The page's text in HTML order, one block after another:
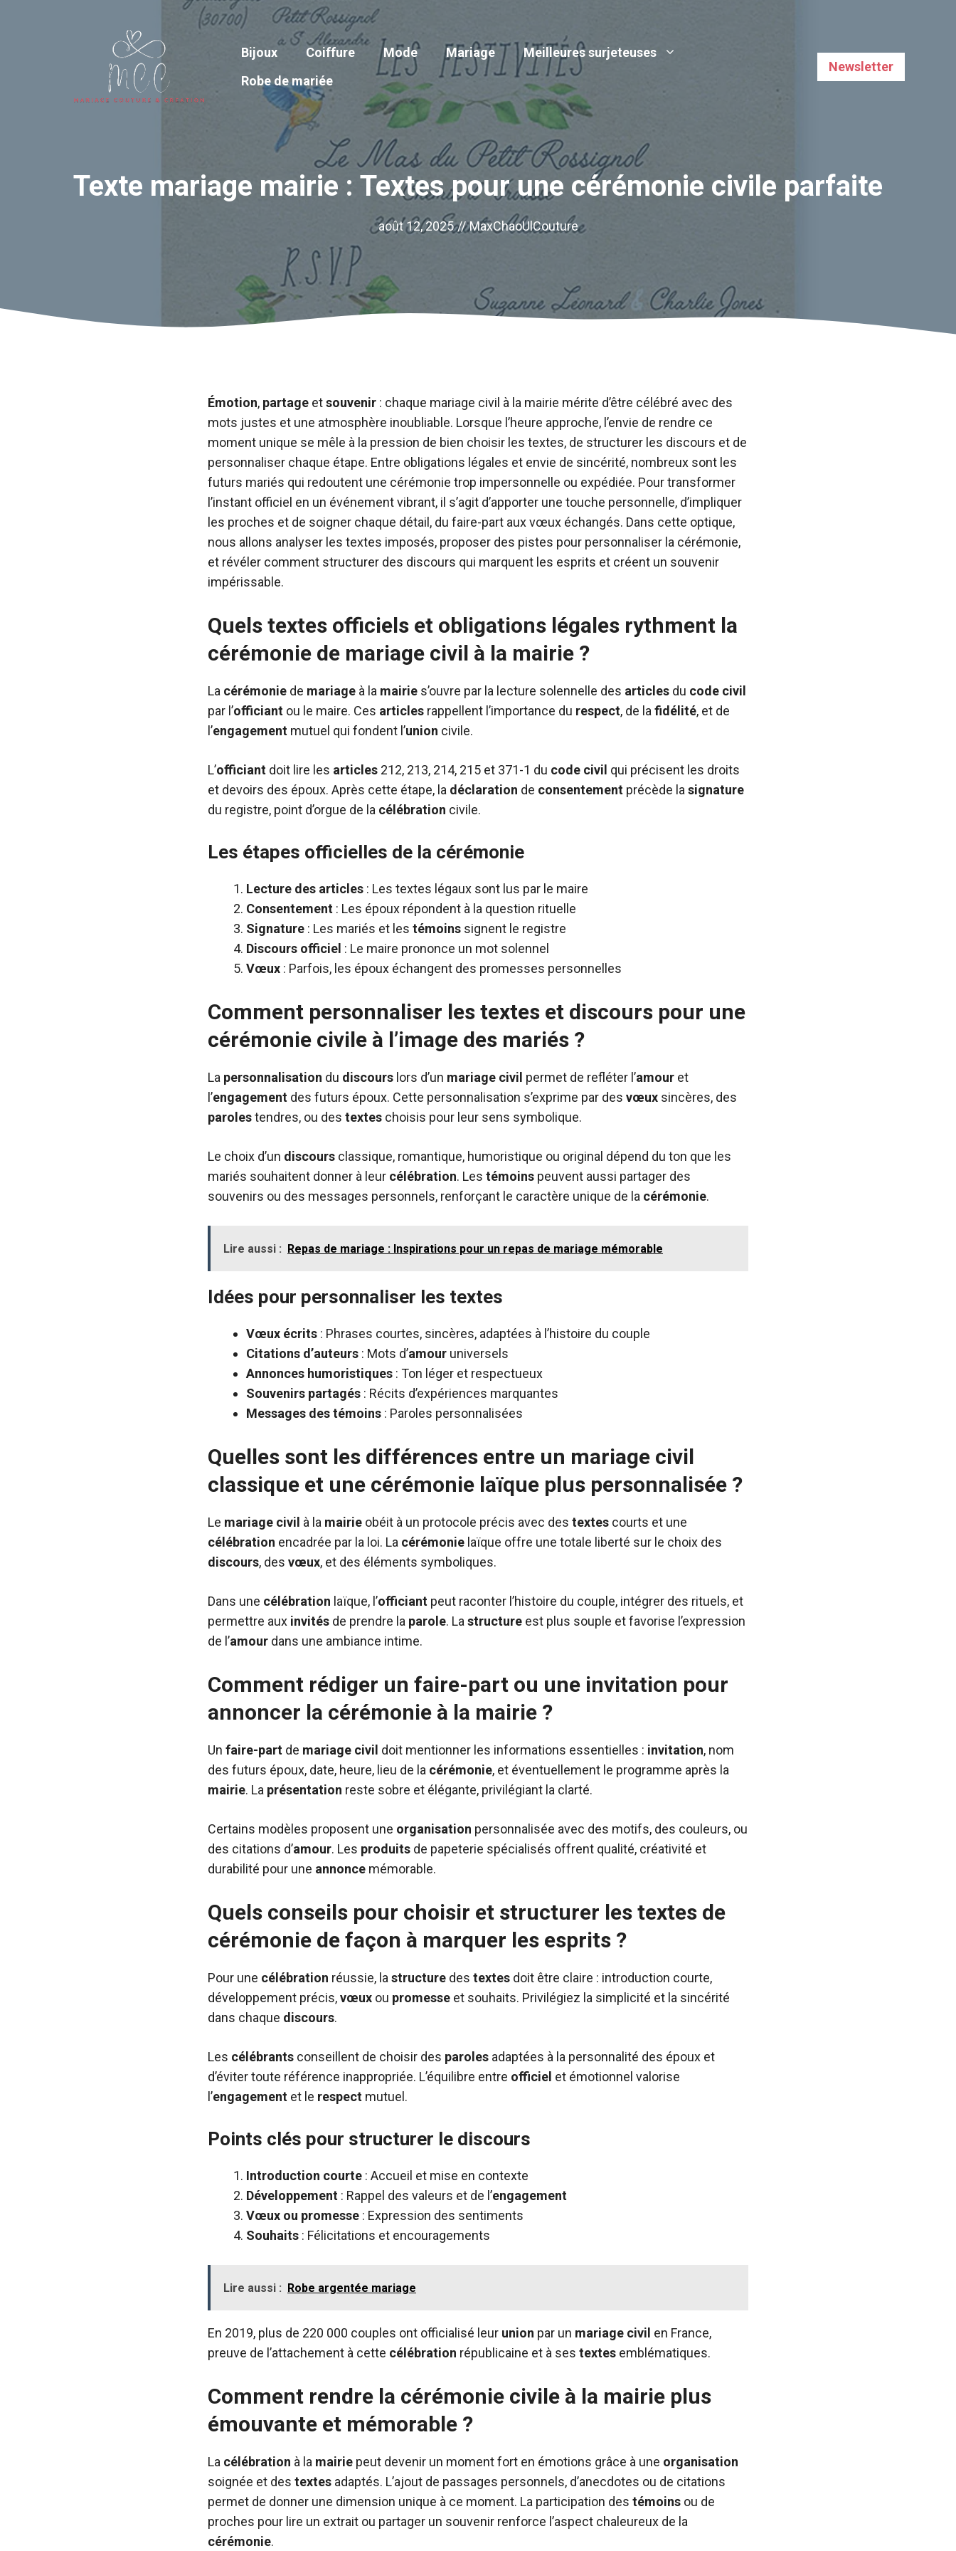
Bijoux Coiffure Mode Mariage
Meilleures surjeteuses
Robe de mariée
Newsletter
Texte mariage mairie : Textes pour une cérémonie civile parfaite
août 12, 2025 // MaxChaoUlCouture
Émotion, partage etsouvenir : chaque mariage civil à la mairie mérite d’être célébré avec des
mots justes et une atmosphère inoubliable. Lorsque l’heure approche, l’envie de rendre ce
moment unique se mêle à la pression de bien choisir les textes, de structurer les discours et de
personnaliser chaque étape. Entre obligations légales et envie de sincérité, nombreux sont les
futurs mariés qui redoutent une cérémonie trop impersonnelle ou expédiée. Pour transformer
l’instant officiel en un événement vibrant, il s’agit d’apporter une touche personnelle, d’impliquer
les proches et de soigner chaque détail, du faire-part aux vœux échangés. Dans cette optique,
nous allons analyser les textes imposés, proposer des pistes pour personnaliser la cérémonie,
et révéler comment structurer des discours qui marquent les esprits et créent un souvenir
impérissable.
Quels textes officiels et obligations légales rythment la
cérémonie de mariage civil à la mairie ?
La cérémonie de mariage à la mairie s’ouvre par la lecture solennelle des articles du code civil
par l’officiant ou le maire. Ces articles rappellent l’importance du respect, de la fidélité, et de
l’engagement mutuel qui fondent l’union civile.
L’officiant doit lire les articles 212, 213, 214, 215 et 371-1 du code civil qui précisent les droits
et devoirs des époux. Après cette étape, la déclaration de consentement précède la signature
du registre, point d’orgue de la célébration civile.
Les étapes officielles de la cérémonie
Lecture des articles : Les textes légaux sont lus par le maire
Consentement : Les époux répondent à la question rituelle
Signature : Les mariés et les témoins signent le registre
Discours officiel : Le maire prononce un mot solennel
Vœux : Parfois, les époux échangent des promesses personnelles
Comment personnaliser les textes et discours pour une
cérémonie civile à l’image des mariés ?
La personnalisation du discours lors d’un mariage civil permet de refléter l’amour et
l’engagement des futurs époux. Cette personnalisation s’exprime par des vœux sincères, des
parolestendres, ou des textes choisis pour leur sens symbolique.
Le choix d’un discours classique, romantique, humoristique ou original dépend du ton que les
mariés souhaitent donner à leur célébration. Les témoins peuvent aussi partager des
souvenirs ou des messages personnels, renforçant le caractère unique de la cérémonie.
Lire aussi : Repas de mariage : Inspirations pour un repas de mariage mémorable
Idées pour personnaliser les textes
Vœux écrits : Phrases courtes, sincères, adaptées à l’histoire du couple
Citations d’auteurs : Mots d’amour universels
Annonces humoristiques : Ton léger et respectueux
Souvenirs partagés : Récits d’expériences marquantes
Messages des témoins : Paroles personnalisées
Quelles sont les différences entre un mariage civil
classique et une cérémonie laïque plus personnalisée ?
Le mariage civil à la mairie obéit à un protocole précis avec des textes courts et une
célébration encadrée par la loi. La cérémonie laïque offre une totale liberté sur le choix des
discours, des vœux, et des éléments symboliques.
Dans une célébration laïque, l’officiant peut raconter l’histoire du couple, intégrer des rituels, et
permettre aux invités de prendre la parole. La structure est plus souple et favorise l’expression
de l’amour dans une ambiance intime.
Comment rédiger un faire-part ou une invitation pour
annoncer la cérémonie à la mairie ?
Un faire-part de mariage civil doit mentionner les informations essentielles : invitation, nom
des futurs époux, date, heure, lieu de la cérémonie, et éventuellement le programme après la
mairie. La présentation reste sobre et élégante, privilégiant la clarté.
Certains modèles proposent une organisation personnalisée avec des motifs, des couleurs, ou
des citations d’amour. Les produits de papeterie spécialisés offrent qualité, créativité et
durabilité pour une annonce mémorable.
Quels conseils pour choisir et structurer les textes de
cérémonie de façon à marquer les esprits ?
Pour une célébration réussie, la structure des textes doit être claire : introduction courte,
développement précis,vœux ou promesse et souhaits. Privilégiez la simplicité et la sincérité
dans chaque discours.
Les célébrants conseillent de choisir des paroles adaptées à la personnalité des époux et
d’éviter toute référence inappropriée. L’équilibre entre officiel et émotionnel valorise
l’engagement et le respect mutuel.
Points clés pour structurer le discours
Introduction courte : Accueil et mise en contexte
Développement : Rappel des valeurs et de l’engagement
Vœux ou promesse : Expression des sentiments
Souhaits : Félicitations et encouragements
Lire aussi : Robe argentée mariage
En 2019, plus de 220 000 couples ont officialisé leur union par un mariage civil en France,
preuve de l’attachement à cette célébration républicaine et à ses textes emblématiques.
Comment rendre la cérémonie civile à la mairie plus
émouvante et mémorable ?
La célébration à la mairie peut devenir un moment fort en émotions grâce à une organisation
soignée et des textes adaptés. L’ajout de passages personnels, d’anecdotes ou de citations
permet de donner une dimension unique à ce moment. La participation des témoins ou de
proches pour lire un extrait ou partager un souvenir renforce l’aspect chaleureux de la
cérémonie.